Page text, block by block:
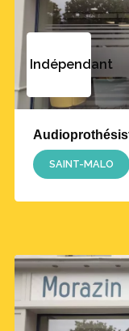
Indépendant
SAINT-MALO